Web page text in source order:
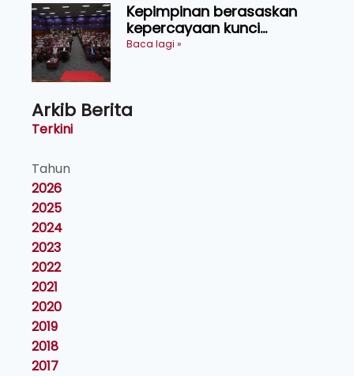
Kepimpinan berasaskan
kepercayaan kunci
kecemerlangan institusi -
Baca lagi »
Arkib Berita
Terkini
Tahun
2026
2025
2024
2023
2022
2021
2020
2019
2018
2017